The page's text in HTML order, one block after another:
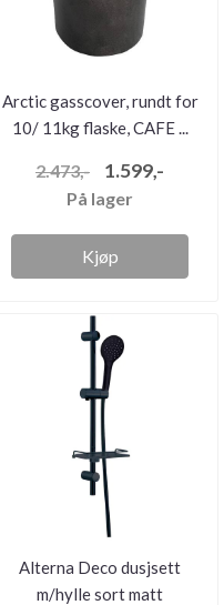
Arctic gasscover, rundt for
10/ 11kg flaske, CAFE ...
2.473,- 1.599,-
På lager
Kjøp
Alterna Deco dusjsett
m/hylle sort matt